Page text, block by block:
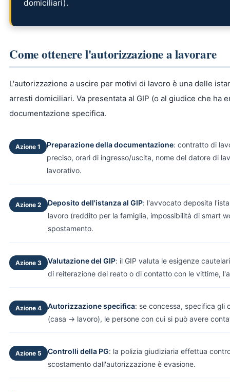
domiciliari).
Come ottenere l'autorizzazione a lavorare
L'autorizzazione a uscire per motivi di lavoro è una delle
arresti domiciliari. Va presentata al GIP (o al giudice che ha
documentazione specifica.
Azione 1 Preparazione della documentazione: contratto di
preciso, orari di ingresso/uscita, nome del datore di
lavorativo.
Azione 2 Deposito dell'istanza al GIP: l'avvocato deposita
lavoro (reddito per la famiglia, impossibilità di smart
spostamento.
Azione 3 Valutazione del GIP: il GIP valuta le esigenze
di reiterazione del reato o di contatto con le vittime,
Azione 4 Autorizzazione specifica: se concessa, specifica gli
(casa → lavoro), le persone con cui si può avere
Azione 5 Controlli della PG: la polizia giudiziaria effettua
scostamento dall'autorizzazione è evasione.